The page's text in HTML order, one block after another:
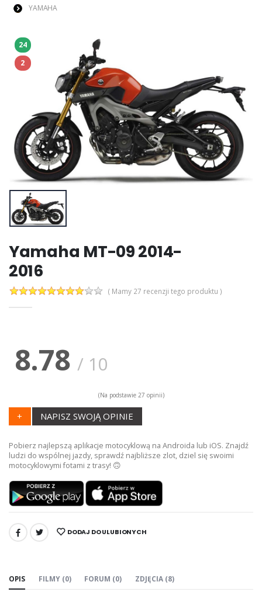
YAMAHA
24
2
Yamaha MT-09 2014-
2016
( Mamy 27 recenzji tego produktu )
8.78 / 10
(Na podstawie 27 opinii)
+ NAPISZ SWOJĄ OPINIE
Pobierz najlepszą aplikacje motocyklową na Androida lub iOS. Znajdź
ludzi do wspólnej jazdy, sprawdź najbliższe zlot, dziel się swoimi
motocyklowymi fotami z trasy! 🙃
UDOSTĘPNIJ: DODAJ DO ULUBIONYCH
OPIS FILMY (0) FORUM (0) ZDJĘCIA (8)